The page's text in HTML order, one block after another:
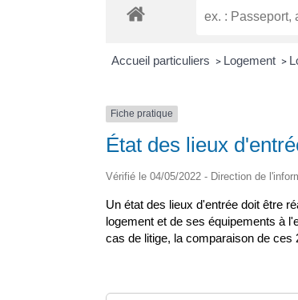
Accueil particuliers > Logement >
Fiche pratique
État des lieux
Vérifié le 04/05/2022 - Direction de
Un état des lieux d'entrée doit être
logement et de ses équipements à
cas de litige, la comparaison de